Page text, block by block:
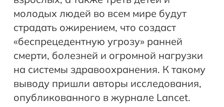
молодых людей во всем мире будут
страдать ожирением, что создаст
«беспрецедентную угрозу» ранней
смерти, болезней и огромной нагрузки
на системы здравоохранения. К такому
выводу пришли авторы исследования,
опубликованного в журнале Lancet.